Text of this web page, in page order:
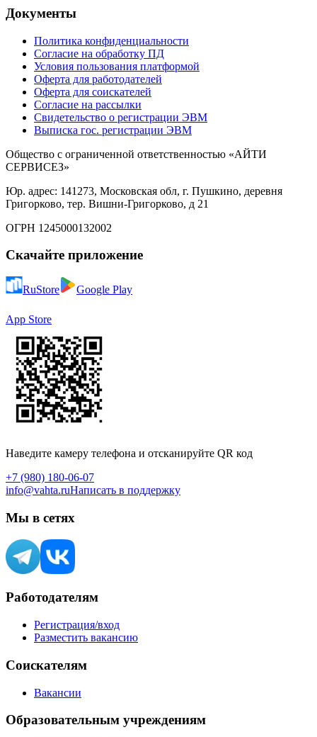
Документы
Политика конфиденциальности
Согласие на обработку ПД
Условия пользования платформой
Оферта для работодателей
Оферта для соискателей
Согласие на рассылки
Свидетельство о регистрации ЭВМ
Выписка гос. регистрации ЭВМ
Общество с ограниченной ответственностью «АЙТИ
СЕРВИСЕЗ»
Юр. адрес: 141273, Московская обл, г. Пушкино, деревня
Григорково, тер. Вишни-Григорково, д 21
ОГРН 1245000132002
Скачайте приложение
RuStore Google Play
App Store
Наведите камеру телефона и отсканируйте QR код
+7 (980) 180-06-07
info@vahta.ruНаписать в поддержку
Мы в сетях
Работодателям
Регистрация/вход
Разместить вакансию
Соискателям
Вакансии
Образовательным учреждениям